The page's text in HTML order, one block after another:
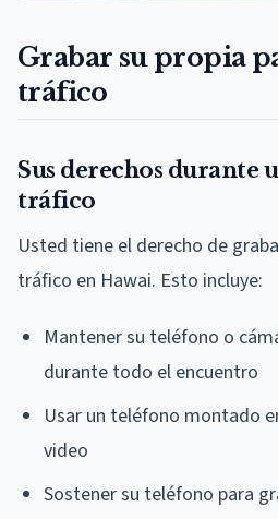
Grabar su propia
tráfico
Sus derechos durante
tráfico
Usted tiene el derecho de
tráfico en Hawai. Esto incluye:
Mantener su teléfono o
durante todo el encuentro
Usar un teléfono montado
video
Sostener su teléfono para